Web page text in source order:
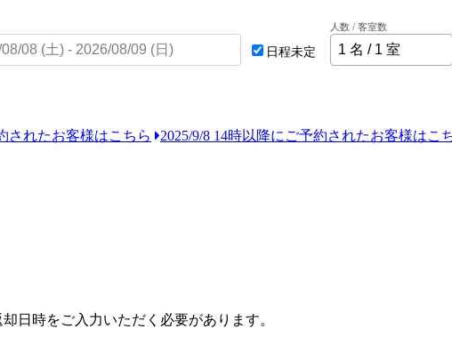
日程未定
人数 / 客室数
されたお客様はこちら 2025/9/8 14時以降にご予約されたお客様はこ
日時をご入力いただく必要があります。